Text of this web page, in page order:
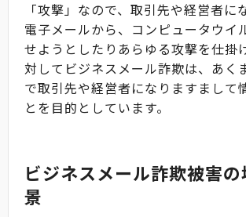
「攻撃」なので、取引先や経営者に
電子メールから、コンピュータウイ
せようとしたりあらゆる攻撃を仕掛
対してビジネスメール詐欺は、あく
で取引先や経営者になりますまして
とを目的としています。
ビジネスメール詐欺被害
景